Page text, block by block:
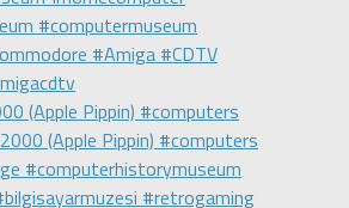
(Apple Pippin) #computers